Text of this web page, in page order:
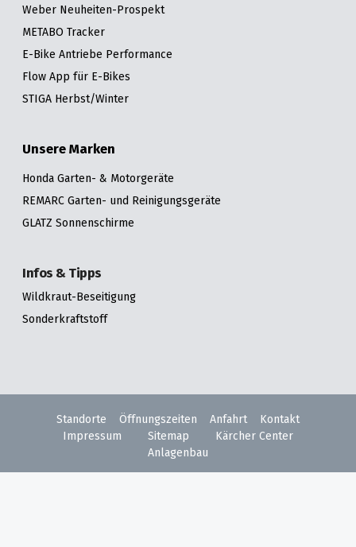
Weber Neuheiten-Prospekt
METABO Tracker
E-Bike Antriebe Performance
Flow App für E-Bikes
STIGA Herbst/Winter
Unsere Marken
Honda Garten- & Motorgeräte
REMARC Garten- und Reinigungsgeräte
GLATZ Sonnenschirme
Infos & Tipps
Wildkraut-Beseitigung
Sonderkraftstoff
Standorte Öffnungszeiten Anfahrt
Kontakt
Impressum
Sitemap
Kärcher Center
Anlagenbau